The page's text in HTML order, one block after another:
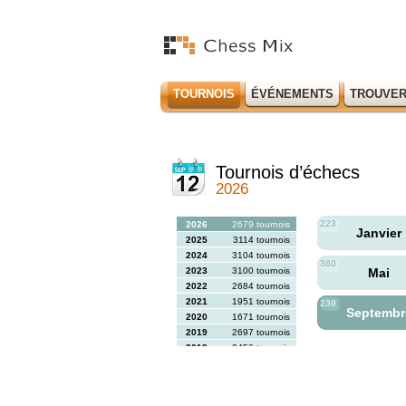
TOURNOIS ÉVÉNEMENTS
Tournois d’échecs
2026
2026
2679 tournois
2025
3114 tournois
2024
3104 tournois
2023
3100 tournois
2022
2684 tournois
2021
1951 tournois
2020
1671 tournois
2019
2697 tournois
2018
2456 tournois
223
Janvier
360
Mai
239